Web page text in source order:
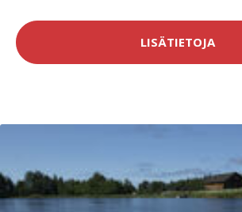
LISÄTIETOJA